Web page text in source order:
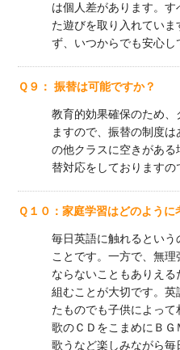
は個人差があります。
た遊びを取り入れてい
ず、いつからでも安心し
Ｑ９： 振替は可能ですか？
教育的効果確保のため、
ますので、振替の制度
の他クラスに空きがあ
替対応をしておりますの
Ｑ１０：家庭学習はどのよう
毎日英語に触れるとい
ことです。一方で、無
ならないこともありえ
組むことが大切です。
たものでも子供によって
歌のＣＤをこまめにＢ
歌うなど楽しみながら毎